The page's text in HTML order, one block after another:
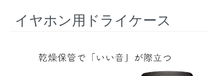
イヤホン用ドライケース